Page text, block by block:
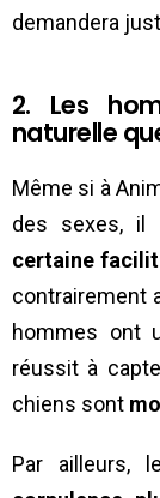
demandera
2. Les
naturelle
Même si à
des sexes, il
certaine
contrairement
hommes ont
réussit à
chiens sont
Par ailleurs,